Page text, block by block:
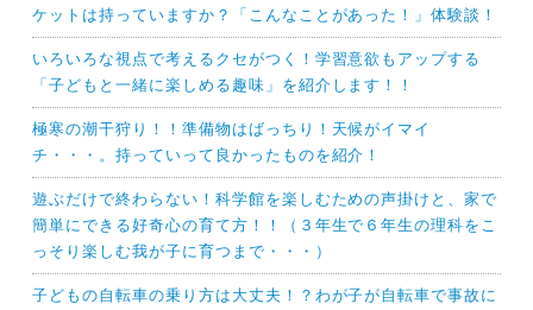
ケットは持っていますか？「こんなことがあった！」体験談！
いろいろな視点で考えるクセがつく！学習意欲もアップする
「子どもと一緒に楽しめる趣味」を紹介します！！
極寒の潮干狩り！！準備物はばっちり！天候がイマイ
チ・・・。持っていって良かったものを紹介！
遊ぶだけで終わらない！科学館を楽しむための声掛けと、家で
簡単にできる好奇心の育て方！！（３年生で６年生の理科をこ
っそり楽しむ我が子に育つまで・・・）
子どもの自転車の乗り方は大丈夫！？わが子が自転車で事故に